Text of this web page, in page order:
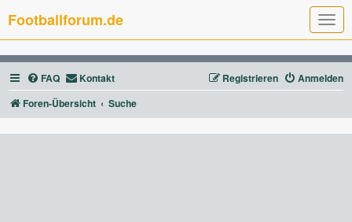
T
o
g
g
l
e
n
g
Footballforum.de
FAQ Kontakt Anmelden
Registrieren
Foren-Übersicht
Suche